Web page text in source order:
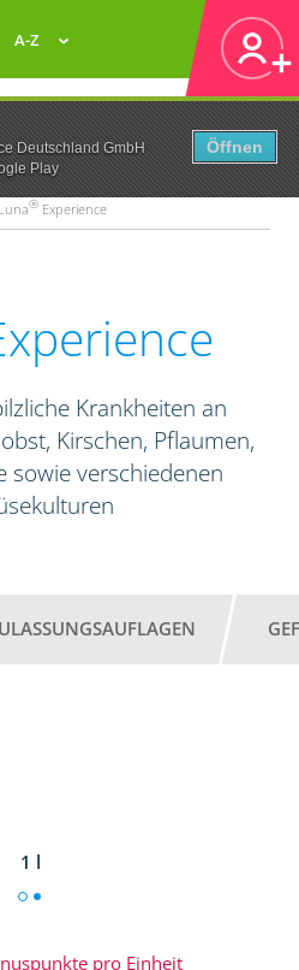
Deutschland GmbH
Play
Öffnen
A-Z
® Experience
Krankheiten an
Kirschen, Pflaumen,
sowie verschiedenen
1 l
pro Einheit